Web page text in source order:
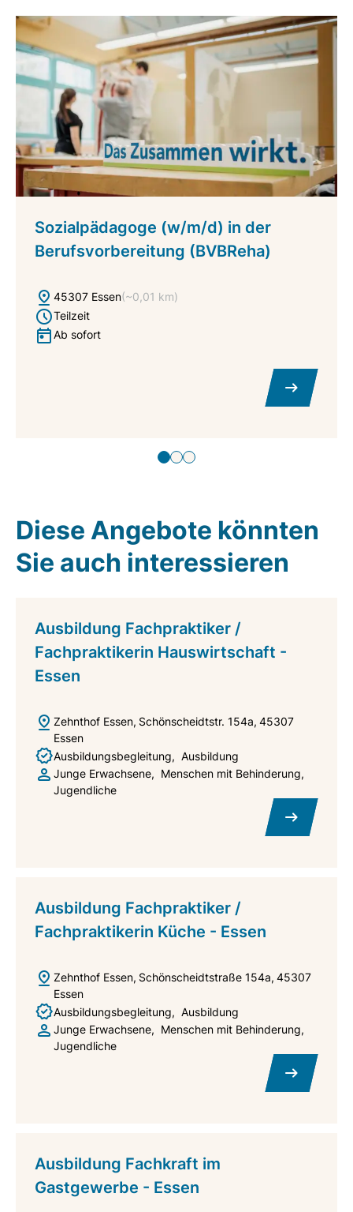
Sozialpädagoge (w/m/d) in der
Berufsvorbereitung (BVBReha)
45307 Essen(~0,01 km)
Teilzeit
Ab sofort
Diese Angebote könnten
Sie auch interessieren
Ausbildung Fachpraktiker /
Fachpraktikerin Hauswirtschaft -
Essen
Zehnthof Essen Schönscheidtstr. 154a 45307
Essen
Ausbildungsbegleitung
Ausbildung
Junge Erwachsene
Menschen mit Behinderung
Jugendliche
Ausbildung Fachpraktiker /
Fachpraktikerin Küche - Essen
Zehnthof Essen Schönscheidtstraße 154a 45307
Essen
Ausbildungsbegleitung
Ausbildung
Junge Erwachsene
Menschen mit Behinderung
Jugendliche
Ausbildung Fachkraft im
Gastgewerbe - Essen